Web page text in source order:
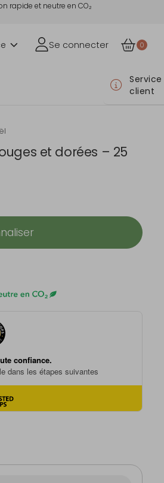
rapide et neutre en CO₂
Se connecter 0
Service
client
et dorées – 25